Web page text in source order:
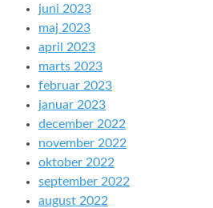
juni 2023
maj 2023
april 2023
marts 2023
februar 2023
januar 2023
december 2022
november 2022
oktober 2022
september 2022
august 2022